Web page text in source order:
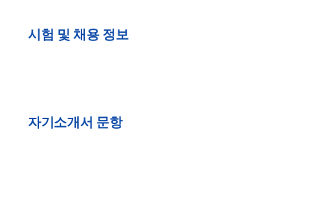
시험 및 채용 정보
자기소개서 문항